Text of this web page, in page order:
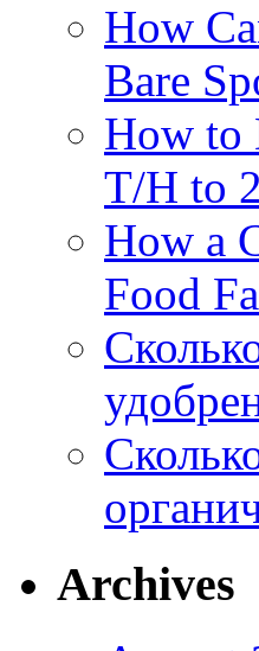
How
Bare
How to
T/H to
How a
Food
Archives